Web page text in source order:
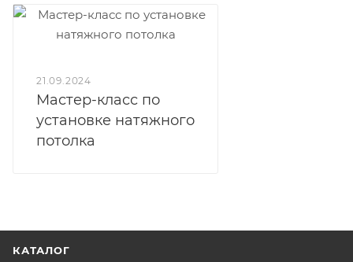
21.09.2024
Мастер-класс по
установке натяжного
потолка
КАТАЛОГ